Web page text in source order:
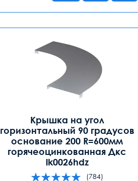
Крышка на угол
горизонтальный 90 градусов
основание 200 R=600мм
горячеоцинкованная Дкс
lk0026hdz
(784)